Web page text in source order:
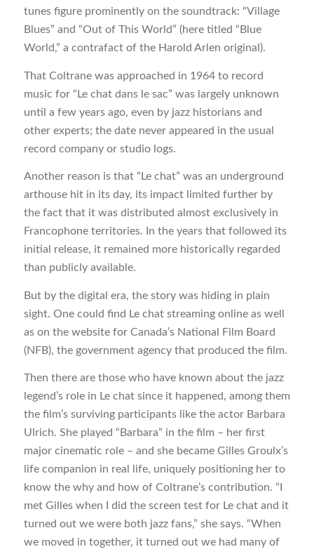
tunes figure prominently on the soundtrack: “Village
Blues” and “Out of This World” (here titled “Blue
World,” a contrafact of the Harold Arlen original).
That Coltrane was approached in 1964 to record
music for “Le chat dans le sac” was largely unknown
until a few years ago, even by jazz historians and
other experts; the date never appeared in the usual
record company or studio logs.
Another reason is that “Le chat” was an underground
arthouse hit in its day, its impact limited further by
the fact that it was distributed almost exclusively in
Francophone territories. In the years that followed its
initial release, it remained more historically regarded
than publicly available.
But by the digital era, the story was hiding in plain
sight. One could find Le chat streaming online as well
as on the website for Canada’s National Film Board
(NFB), the government agency that produced the film.
Then there are those who have known about the jazz
legend’s role in Le chat since it happened, among them
the film’s surviving participants like the actor Barbara
Ulrich. She played “Barbara” in the film – her first
major cinematic role – and she became Gilles Groulx’s
life companion in real life, uniquely positioning her to
know the why and how of Coltrane’s contribution. “I
met Gilles when I did the screen test for Le chat and it
turned out we were both jazz fans,” she says. “When
we moved in together, it turned out we had many of